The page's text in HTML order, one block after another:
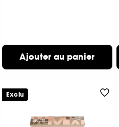
Ajouter au panier
Exclu